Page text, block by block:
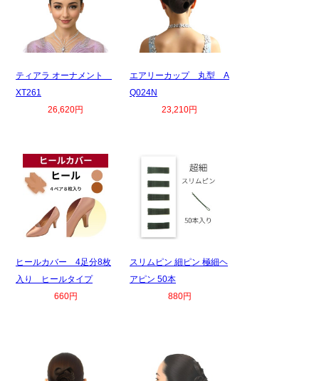
ティアラ オーナメント
XT261
26,620円
エアリーカップ 丸型 A
Q024N
23,210円
ヒールカバー 4足分8枚
入り ヒールタイプ
660円
スリムピン 細ピン 極細ヘ
アピン 50本
880円